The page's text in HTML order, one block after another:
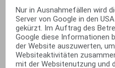
Nur in Ausnahmefällen wird
Server von Google in den
gekürzt. Im Auftrag des
Google diese Informationen
der Website auszuwerten,
Websiteaktivitäten
mit der Websitenutzung und